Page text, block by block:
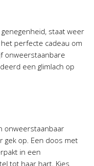
staat weer
perfecte cadeau om
onweerstaanbare
een glimlach op
onweerstaanbaar
gek op. Een doos met
in een
tot haar hart. Kies